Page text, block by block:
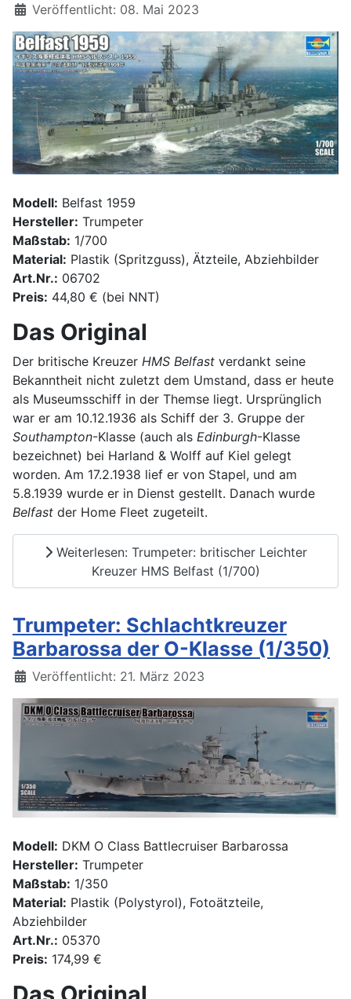
Details
Veröffentlicht: 08. Mai 2023
Modell: Belfast 1959
Hersteller: Trumpeter
Maßstab: 1/700
Material: Plastik (Spritzguss), Ätzteile, Abziehbilder
Art.Nr.: 06702
Preis: 44,80 € (bei NNT)
Das Original
Der britische Kreuzer HMS Belfast verdankt seine
Bekanntheit nicht zuletzt dem Umstand, dass er heute
als Museumsschiff in der Themse liegt. Ursprünglich
war er am 10.12.1936 als Schiff der 3. Gruppe der
Southampton-Klasse (auch als Edinburgh-Klasse
bezeichnet) bei Harland & Wolff auf Kiel gelegt
worden. Am 17.2.1938 lief er von Stapel, und am
5.8.1939 wurde er in Dienst gestellt. Danach wurde
Belfast der Home Fleet zugeteilt.
Weiterlesen: Trumpeter: britischer Leichter
Kreuzer HMS Belfast (1/700)
Trumpeter: Schlachtkreuzer
Barbarossa der O-Klasse (1/350)
Details
Veröffentlicht: 21. März 2023
Modell: DKM O Class Battlecruiser Barbarossa
Hersteller: Trumpeter
Maßstab: 1/350
Material: Plastik (Polystyrol), Fotoätzteile,
Abziehbilder
Art.Nr.: 05370
Preis: 174,99 €